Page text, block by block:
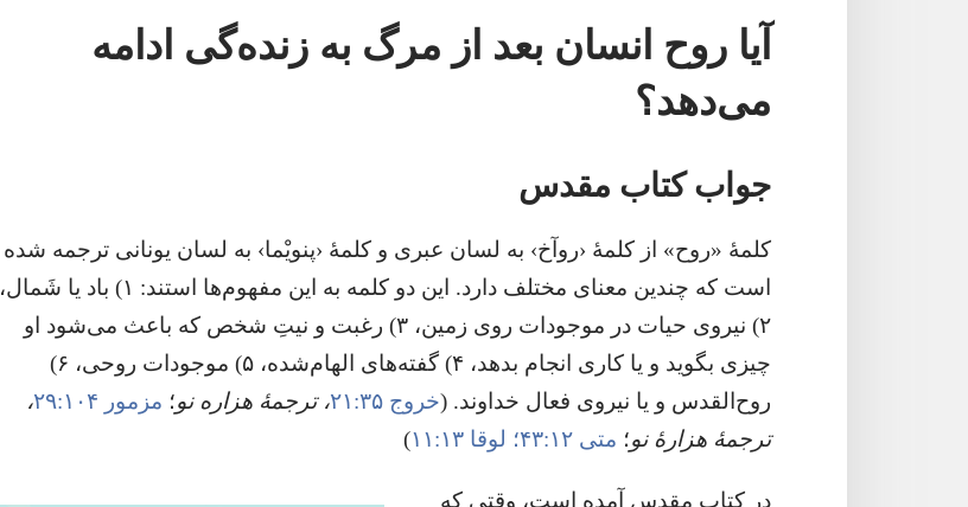
آیا روح انسان بعد از مرگ به زنده‌گی ادامه
می‌دهد؟‏
جواب کتاب مقدس
کلمهٔ «روح» از کلمهٔ ‹روآخ› به لسان عبری و کلمهٔ ‹پنویْما› به لسان یونانی ترجمه شده
است که چندین معنای مختلف دارد.‏ این دو کلمه به این مفهوم‌ها استند:‏ ۱)‏ باد یا شَمال،‏
۲)‏ نیروی حیات در موجودات روی زمین،‏ ۳)‏ رغبت و نیتِ شخص که باعث می‌شود او
چیزی بگوید و یا کاری انجام بدهد،‏ ۴)‏ گفته‌های الهام‌شده،‏ ۵)‏ موجودات روحی،‏ ۶)‏
روح‌القدس و یا نیروی فعال خداوند.‏ (‏خروج ۳۵:‏۲۱ ‏،‏ ترجمهٔ هزاره نو‏؛‏ مزمور ۱۰۴:‏۲۹
‏،‏
ترجمهٔ هزارهٔ نو‏؛‏ متی ۱۲:‏۴۳؛‏ لوقا ۱۳:‏۱۱ ‏)‏
در کتاب مقدس آمده است،‏ وقتی که